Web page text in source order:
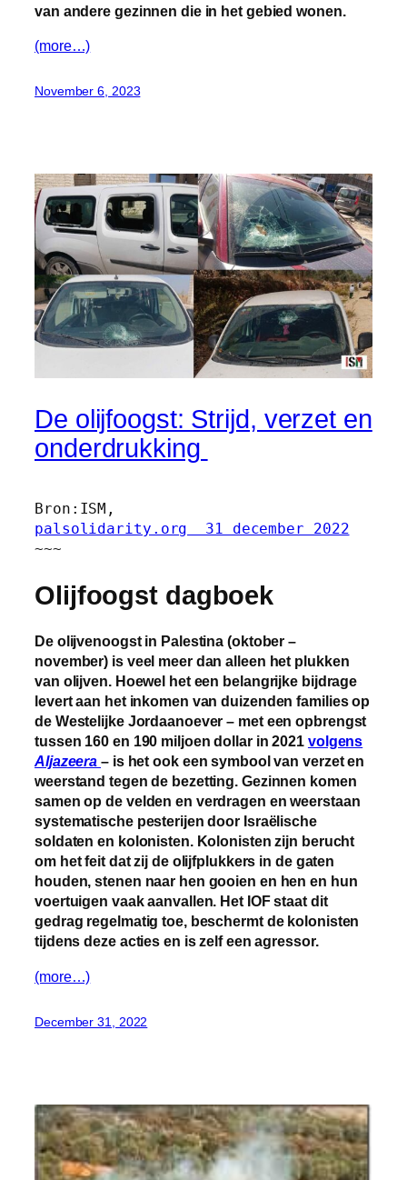
van andere gezinnen die in het gebied wonen.
(more…)
November 6, 2023
De olijfoogst: Strijd, verzet en
onderdrukking
palsolidarity.org  31 december 2022
~~~
Olijfoogst dagboek
De olijvenoogst in Palestina (oktober –
november) is veel meer dan alleen het plukken
van olijven. Hoewel het een belangrijke bijdrage
levert aan het inkomen van duizenden families op
de Westelijke Jordaanoever – met een opbrengst
tussen 160 en 190 miljoen dollar in 2021 volgens
Aljazeera – is het ook een symbool van verzet en
weerstand tegen de bezetting. Gezinnen komen
samen op de velden en verdragen en weerstaan
systematische pesterijen door Israëlische
soldaten en kolonisten. Kolonisten zijn berucht
om het feit dat zij de olijfplukkers in de gaten
houden, stenen naar hen gooien en hen en hun
voertuigen vaak aanvallen. Het IOF staat dit
gedrag regelmatig toe, beschermt de kolonisten
tijdens deze acties en is zelf een agressor.
(more…)
December 31, 2022